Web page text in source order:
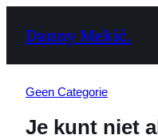
naarDanny Mekić.
Geen Categorie
Je kunt niet